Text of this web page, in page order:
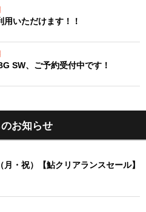
用いただけます！！
SW、ご予約受付中です！
お知らせ
・祝）【鮎クリアランスセール】